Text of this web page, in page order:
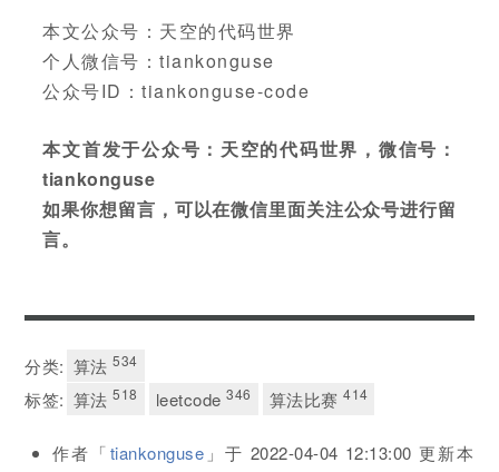
本文公众号：天空的代码世界
个人微信号：tiankonguse
公众号ID：tiankonguse-code
本文首发于公众号：天空的代码世界，微信号：
tiankonguse
如果你想留言，可以在微信里面关注公众号进行留
言。
分类: 算法534
标签: 算法518 leetcode346 算法比赛414
作者「tiankonguse 」于 2022-04-04 12:13:00 更新本